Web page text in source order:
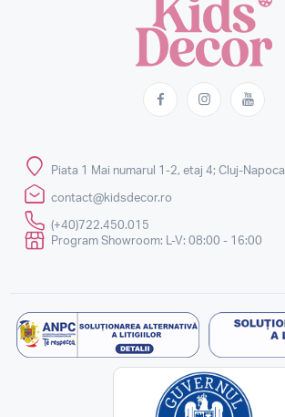
Piata 1 Mai numarul 1-2, etaj 4; Cluj-Napoca
contact@kidsdecor.ro
(+40)722.450.015
Program Showroom: L-V: 08:00 - 16:00